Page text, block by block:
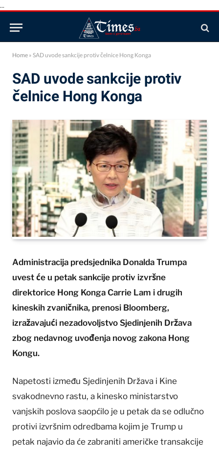
...
Home » SAD uvode sankcije protiv čelnice Hong Konga
SAD uvode sankcije protiv
čelnice Hong Konga
Administracija predsjednika Donalda Trumpa
uvest će u petak sankcije protiv izvršne
direktorice Hong Konga Carrie Lam i drugih
kineskih zvaničnika, prenosi Bloomberg,
izražavajući nezadovoljstvo Sjedinjenih Država
zbog nedavnog uvođenja novog zakona Hong
Kongu.
Napetosti između Sjedinjenih Država i Kine
svakodnevno rastu, a kinesko ministarstvo
vanjskih poslova saopćilo je u petak da se odlučno
protivi izvršnim odredbama kojim je Trump u
petak najavio da će zabraniti američke transakcije